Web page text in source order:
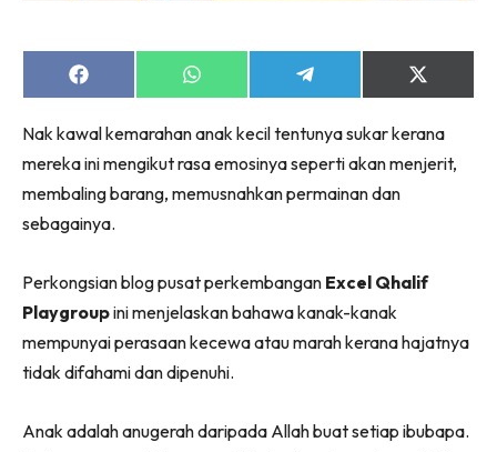
Share
on
Share
on
Share
on
Share
on
(Twitter)
Nak kawal kemarahan anak kecil tentunya sukar kerana
mereka ini mengikut rasa emosinya seperti akan menjerit,
membaling barang, memusnahkan permainan dan
sebagainya.
Perkongsian blog pusat perkembangan Excel Qhalif
Playgroupini menjelaskan bahawa kanak-kanak
mempunyai perasaan kecewa atau marah kerana hajatnya
tidak difahami dan dipenuhi.
Anak adalah anugerah daripada Allah buat setiap ibubapa.